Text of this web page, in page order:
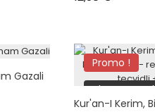
Gazali
Promo !
plus en
Kur'an-I Kerim,